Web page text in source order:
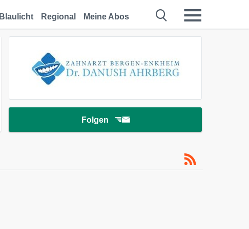
Blaulicht Regional Meine Abos
Folgen